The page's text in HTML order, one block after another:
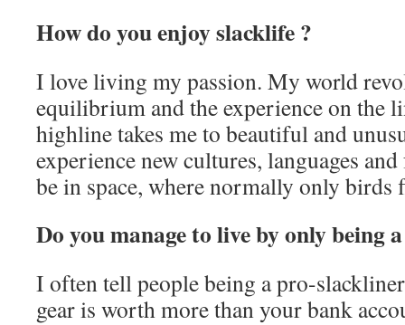
How do you enjoy slacklife ?
I love living my passion. My world
equilibrium and the experience on the
highline takes me to beautiful and
experience new cultures, languages
be in space, where normally only birds
Do you manage to live by only being
I often tell people being a pro-
gear is worth more than your bank